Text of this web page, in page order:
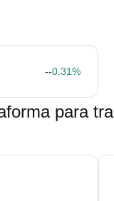
--0.31%
para